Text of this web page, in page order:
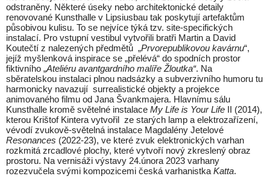
odstraněny. Některé úseky nebo architektonické detaily
renovované Kunsthalle v Lipsiusbau tak poskytují artefaktům
působivou kulisu. To se nejvíce týká tzv. site-specifických
instalací. Pro vstupní vestibul vytvořili bratři Martin a David
Koutečtí z nalezených předmětů „Prvorepublikovou kavárnu“,
jejíž myšlenková inspirace se „přelévá“ do spodních prostor
fiktivního „Ateliéru avantgardního malíře Žloutka“. Na
sběratelskou instalaci plnou nadsázky a subverzivního humoru tu
harmonicky navazují surrealistické objekty a projekce
animovaného filmu od Jana Švankmajera. Hlavnímu sálu
Kunsthalle kromě světelné instalace My Life is Your Life II (2014),
kterou Krištof Kintera vytvořil ze starých lamp a elektrozařízení,
vévodí zvukově-světelná instalace Magdalény Jetelové
Resonances (2022-23), ve které zvuk elektronických varhan
rozkmitá zrcadlové plochy, které vytvoří nový zkreslený obraz
prostoru. Na vernisáži výstavy 24.února 2023 varhany
rozezvučela svými kompozicemi česká varhanistka Katta.